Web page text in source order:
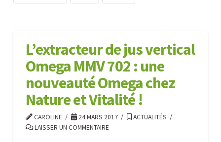
Découvrez
extracteur
de
jus
Hurom
HT03.28.2017
L’extracteur de jus vertical
Omega MMV 702 : une
nouveauté Omega chez
Nature et Vitalité !
CAROLINE 24 MARS 2017
ACTUALITÉS
LAISSER UN COMMENTAIRE